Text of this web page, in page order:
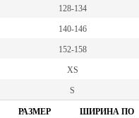
128-134
140-146
152-158
XS
S
РАЗМЕР
ШИРИНА ПО